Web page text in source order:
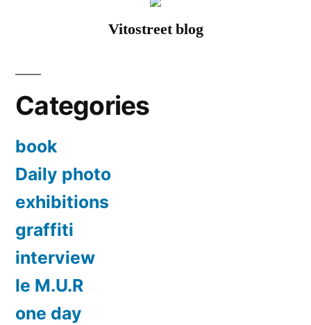
Vitostreet blog
Categories
book
Daily photo
exhibitions
graffiti
interview
le M.U.R
one day